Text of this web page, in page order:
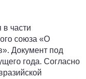
в части
союза «О
Документ под
года. Согласно